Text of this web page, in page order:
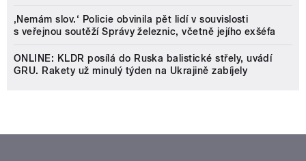
‚Nemám slov.‘ Policie obvinila pět lidí v souvislosti
s veřejnou soutěží Správy železnic, včetně jejího exšéfa
ONLINE: KLDR posílá do Ruska balistické střely, uvádí
GRU. Rakety už minulý týden na Ukrajině zabíjely